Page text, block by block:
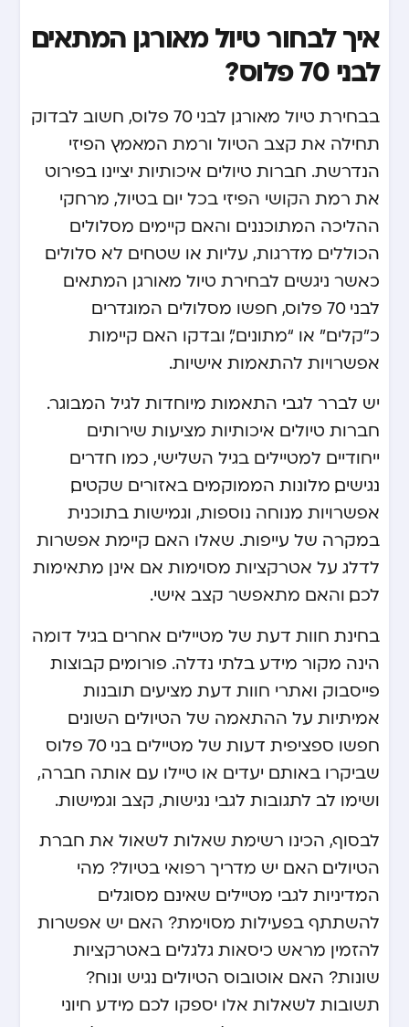
איך לבחור טיול מאורגן המתאים
לבני 70 פלוס?
בבחירת טיול מאורגן לבני 70 פלוס, חשוב לבדוק
תחילה את קצב הטיול ורמת המאמץ הפיזי
הנדרשת. חברות טיולים איכותיות יציינו בפירוט
את רמת הקושי הפיזי בכל יום בטיול, מרחקי
ההליכה המתוכננים והאם קיימים מסלולים
הכוללים מדרגות, עליות או שטחים לא סלולים.
כאשר ניגשים לבחירת טיול מאורגן המתאים
לבני 70 פלוס, חפשו מסלולים המוגדרים
כ”קלים” או “מתונים”, ובדקו האם קיימות
אפשרויות להתאמות אישיות.
יש לברר לגבי התאמות מיוחדות לגיל המבוגר.
חברות טיולים איכותיות מציעות שירותים
ייחודיים למטיילים בגיל השלישי, כמו חדרים
נגישים, מלונות הממוקמים באזורים שקטים,
אפשרויות מנוחה נוספות, וגמישות בתוכנית
במקרה של עייפות. שאלו האם קיימת אפשרות
לדלג על אטרקציות מסוימות אם אינן מתאימות
לכם, והאם מתאפשר קצב אישי.
בחינת חוות דעת של מטיילים אחרים בגיל דומה
הינה מקור מידע בלתי נדלה. פורומים, קבוצות
פייסבוק ואתרי חוות דעת מציעים תובנות
אמיתיות על ההתאמה של הטיולים השונים.
חפשו ספציפית דעות של מטיילים בני 70 פלוס
שביקרו באותם יעדים או טיילו עם אותה חברה,
ושימו לב לתגובות לגבי נגישות, קצב וגמישות.
לבסוף, הכינו רשימת שאלות לשאול את חברת
הטיולים. האם יש מדריך רפואי בטיול? מהי
המדיניות לגבי מטיילים שאינם מסוגלים
להשתתף בפעילות מסוימת? האם יש אפשרות
להזמין מראש כיסאות גלגלים באטרקציות
שונות? האם אוטובוס הטיולים נגיש ונוח?
תשובות לשאלות אלו יספקו לכם מידע חיוני